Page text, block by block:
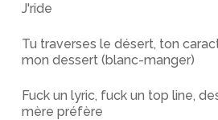
J'ride
Tu traverses le désert, ton
mon dessert (blanc-manger)
Fuck un lyric, fuck un top line,
mère préfère